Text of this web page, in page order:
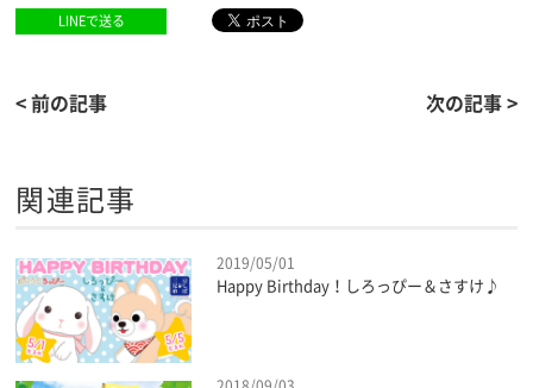
LINEで送る
< 前の記事 次の記事 >
関連記事
2019/05/01
Happy Birthday！しろっぴー＆さすけ♪
2018/09/03